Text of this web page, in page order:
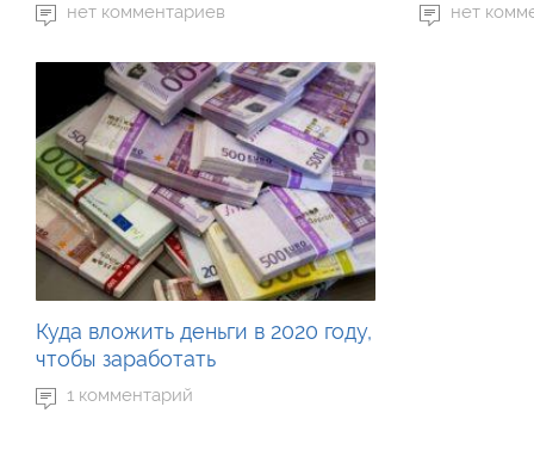
нет комментариев нет
Куда вложить деньги в 2020 году,
чтобы заработать
1 комментарий